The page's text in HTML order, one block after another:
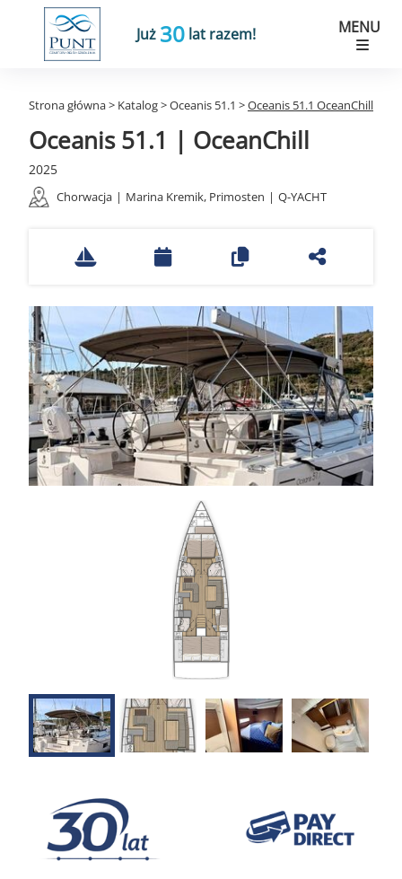
Już 30 lat razem! MENU
Strona główna> Katalog>Oceanis 51.1 >Oceanis 51.1 OceanChill
Oceanis 51.1 | OceanChill
2025
Chorwacja | Marina Kremik, Primosten | Q-YACHT